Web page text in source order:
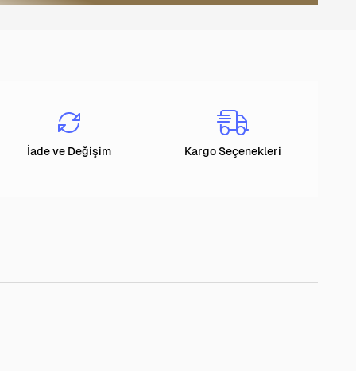
İade ve Değişim Kargo Seçenekleri